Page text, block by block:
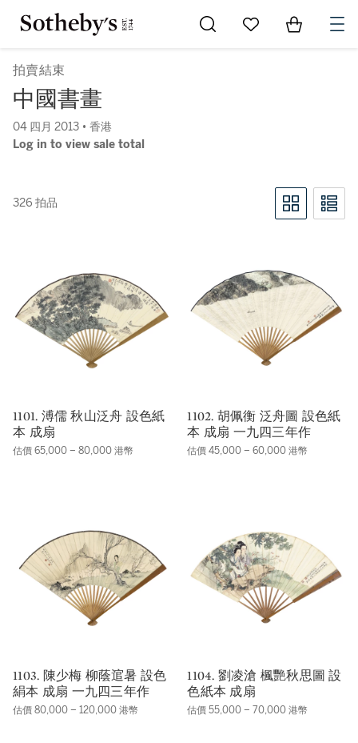
Go to My Favorites
Items in
拍賣結束
中國書畫
04 四月 2013 • 香港
Log in to view sale total
326 拍品
1101. 溥儒 秋山泛舟 設色紙
本 成扇
估價 65,000 – 80,000 港幣
1102. 胡佩衡 泛舟圖 設色紙
本 成扇 一九四三年作
估價 45,000 – 60,000 港幣
1103. 陳少梅 柳蔭逭暑 設色
絹本 成扇 一九四三年作
估價 80,000 – 120,000 港幣
1104. 劉凌滄 楓艷秋思圖 設
色紙本 成扇
估價 55,000 – 70,000 港幣